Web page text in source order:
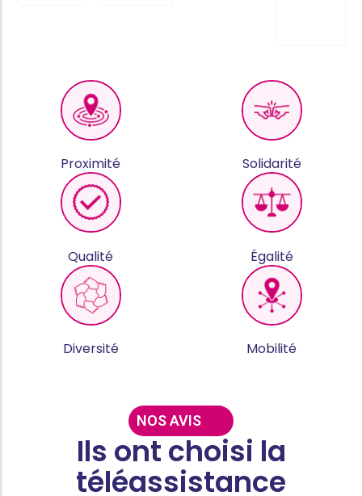
Proximité Solidarité
Qualité Égalité
Diversité Mobilité
NOS AVIS
Ils ont choisi la
téléassistance